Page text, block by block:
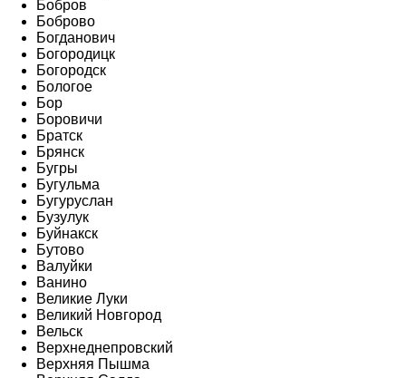
Бобров
Боброво
Богданович
Богородицк
Богородск
Бологое
Бор
Боровичи
Братск
Брянск
Бугры
Бугульма
Бугуруслан
Бузулук
Буйнакск
Бутово
Валуйки
Ванино
Великие Луки
Великий Новгород
Вельск
Верхнеднепровский
Верхняя Пышма